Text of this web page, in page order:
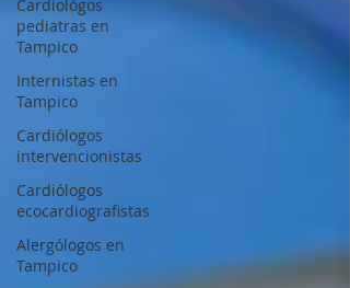
Cardiológos
pediatras en
Tampico
Internistas en
Tampico
Cardiólogos
intervencionistas
Cardiólogos
ecocardiografistas
Alergólogos en
Tampico